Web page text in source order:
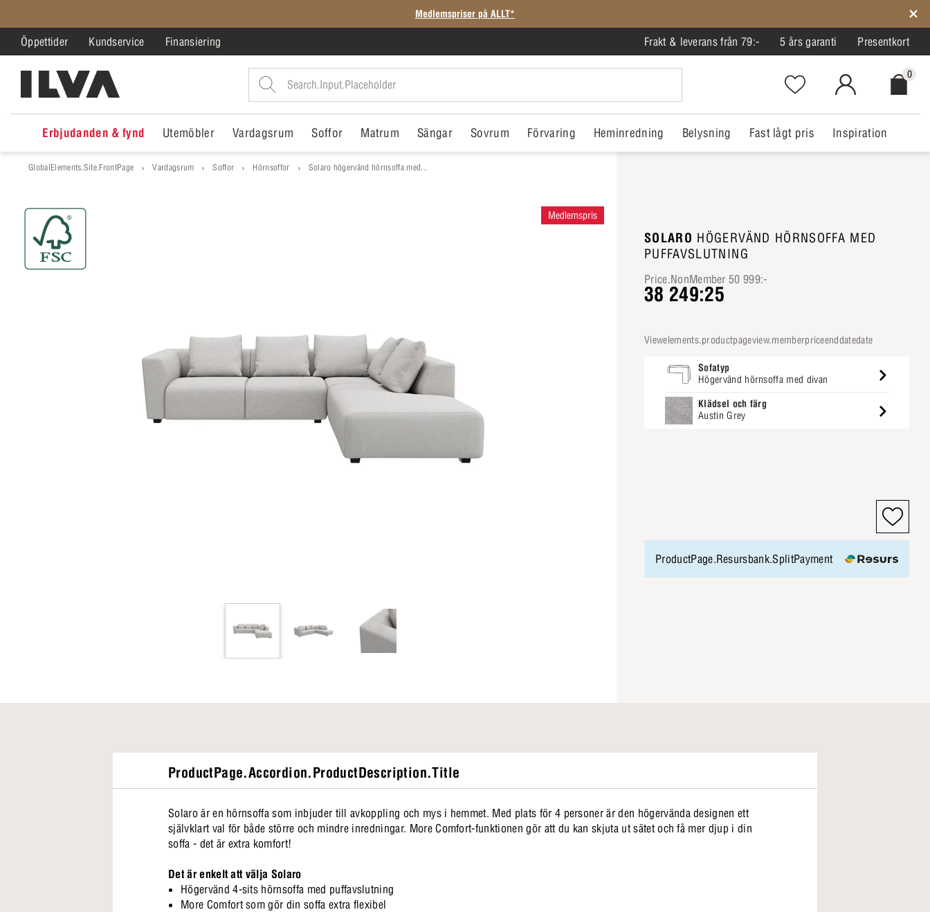
Medlemspriser på ALLT*
Öppettider Kundservice Finansiering Frakt & leverans från 79:- 5 års garanti Presentkort
Favorites.NavigationButton.Text
MitIlva.Login
0
Erbjudanden & fynd Utemöbler Vardagsrum Soffor Matrum Sängar Sovrum Förvaring Heminredning Belysning Fast lågt pris Inspiration
GlobalElements.Site.FrontPage Vardagsrum Soffor Hörnsoffor Solaro högervänd hörnsoffa med...
Medlemspris
SOLARO HÖGERVÄND HÖRNSOFFA MED
PUFFAVSLUTNING
Price.NonMember 50 999:-
38 249:25
viewelements.productpageview.memberpriceenddatedate
Sofatyp
Högervänd hörnsoffa med divan
Klädsel och färg
Austin Grey
ProductPage.Resursbank.SplitPayment
ProductPage.Accordion.ProductDescription.Title
Solaro är en hörnsoffa som inbjuder till avkoppling och mys i hemmet. Med plats för 4 personer är den högervända designen ett
självklart val för både större och mindre inredningar. More Comfort-funktionen gör att du kan skjuta ut sätet och få mer djup i din
soffa - det är extra komfort!
Det är enkelt att välja Solaro
Högervänd 4-sits hörnsoffa med puffavslutning
More Comfort som gör din soffa extra flexibel